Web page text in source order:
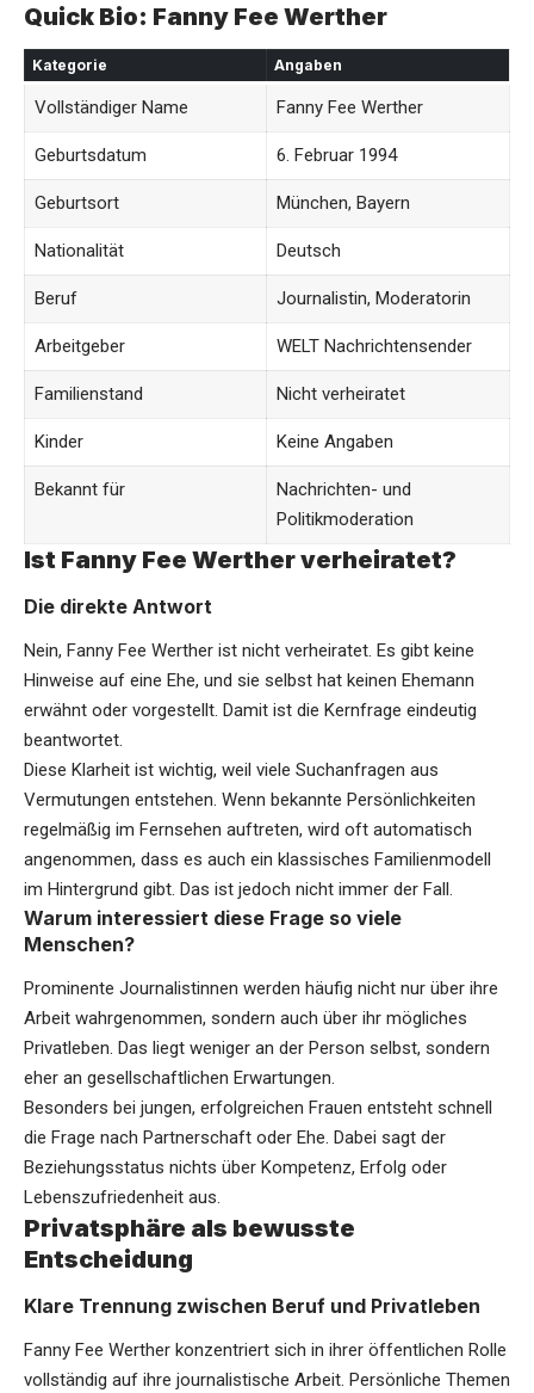
Quick Bio: Fanny Fee Werther
Kategorie Angaben
Vollständiger Name Fanny Fee Werther
Geburtsdatum 6. Februar 1994
Geburtsort München, Bayern
Nationalität Deutsch
Beruf Journalistin, Moderatorin
Arbeitgeber WELT Nachrichtensender
Familienstand Nicht verheiratet
Kinder Keine Angaben
Bekannt für
Nachrichten- und
Politikmoderation
Ist Fanny Fee Werther verheiratet?
Die direkte Antwort
Nein, Fanny Fee Werther ist nicht verheiratet. Es gibt keine
Hinweise auf eine Ehe, und sie selbst hat keinen Ehemann
erwähnt oder vorgestellt. Damit ist die Kernfrage eindeutig
beantwortet.
Diese Klarheit ist wichtig, weil viele Suchanfragen aus
Vermutungen entstehen. Wenn bekannte Persönlichkeiten
regelmäßig im Fernsehen auftreten, wird oft automatisch
angenommen, dass es auch ein klassisches Familienmodell
im Hintergrund gibt. Das ist jedoch nicht immer der Fall.
Warum interessiert diese Frage so viele
Menschen?
Prominente Journalistinnen werden häufig nicht nur über ihre
Arbeit wahrgenommen, sondern auch über ihr mögliches
Privatleben. Das liegt weniger an der Person selbst, sondern
eher an gesellschaftlichen Erwartungen.
Besonders bei jungen, erfolgreichen Frauen entsteht schnell
die Frage nach Partnerschaft oder Ehe. Dabei sagt der
Beziehungsstatus nichts über Kompetenz, Erfolg oder
Lebenszufriedenheit aus.
Privatsphäre als bewusste
Entscheidung
Klare Trennung zwischen Beruf und Privatleben
Fanny Fee Werther konzentriert sich in ihrer öffentlichen Rolle
vollständig auf ihre journalistische Arbeit. Persönliche Themen